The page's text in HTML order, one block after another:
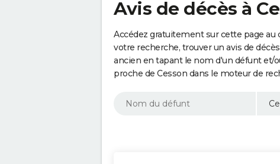
Avis de décès à
Accédez gratuitement sur cette page au
votre recherche, trouver un avis de
ancien en tapant le nom d'un défunt et/
proche de Cesson dans le moteur de